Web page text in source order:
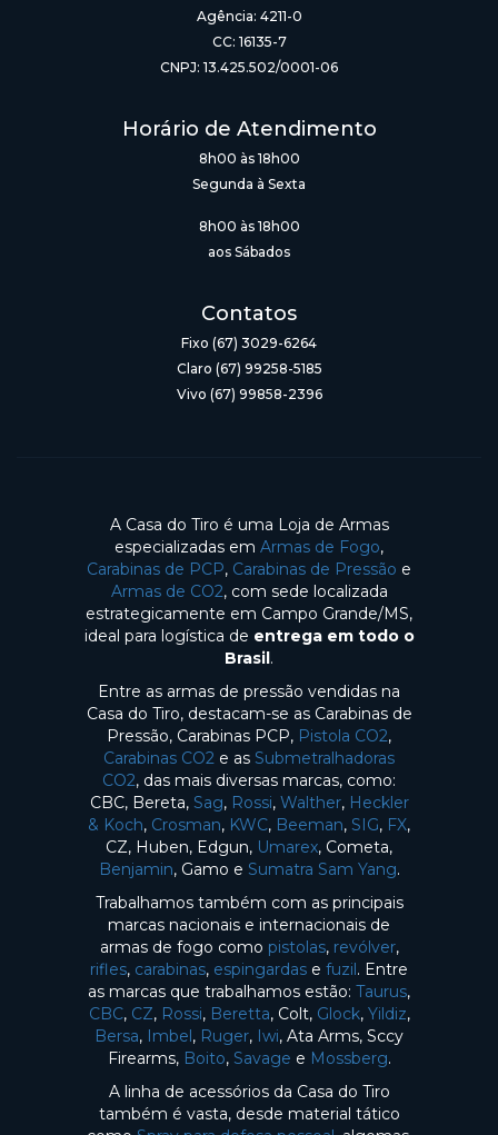
Agência: 4211-0
CC: 16135-7
CNPJ: 13.425.502/0001-06
Horário de Atendimento
8h00 às 18h00
Segunda à Sexta
8h00 às 18h00
aos Sábados
Contatos
Fixo (67) 3029-6264
Claro (67) 99258-5185
Vivo (67) 99858-2396
A Casa do Tiro é uma Loja de Armas
especializadas em Armas de Fogo,
Carabinas de PCP, Carabinas de Pressão e
Armas de CO2, com sede localizada
estrategicamente em Campo Grande/MS,
ideal para logística de entrega em todo o
Brasil.
Entre as armas de pressão vendidas na
Casa do Tiro, destacam-se as Carabinas de
Pressão, Carabinas PCP, Pistola CO2,
Carabinas CO2 e as Submetralhadoras
CO2, das mais diversas marcas, como:
CBC, Bereta, Sag, Rossi, Walther, Heckler
& Koch, Crosman, KWC, Beeman, SIG, FX,
CZ, Huben, Edgun, Umarex, Cometa,
Benjamin, Gamo e Sumatra Sam Yang.
Trabalhamos também com as principais
marcas nacionais e internacionais de
armas de fogo como pistolas, revólver,
rifles, carabinas, espingardas e fuzil. Entre
as marcas que trabalhamos estão: Taurus,
CBC, CZ, Rossi, Beretta, Colt, Glock, Yildiz,
Bersa, Imbel, Ruger, Iwi, Ata Arms, Sccy
Firearms, Boito, Savage e Mossberg.
A linha de acessórios da Casa do Tiro
também é vasta, desde material tático